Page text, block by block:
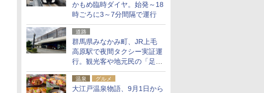
かもめ臨時ダイヤ。始発～18
時ごろに3～7分間隔で運行
道路
群馬県みなかみ町、JR上毛
高原駅で夜間タクシー実証運
行。観光客や地元民の「足が
ない」課題解消へ、木金土に
2台体制
温泉 グルメ
大江戸温泉物語、9月1日から